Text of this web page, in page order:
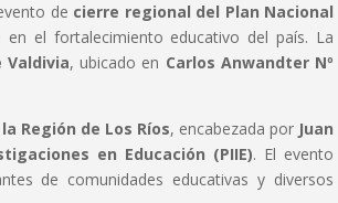
de cierre regional del Plan Nacional
el fortalecimiento educativo del país. La
Valdivia, ubicado en Carlos Anwandter Nº
Región de Los Ríos, encabezada por Juan
en Educación (PIIE). El evento
de comunidades educativas y diversos